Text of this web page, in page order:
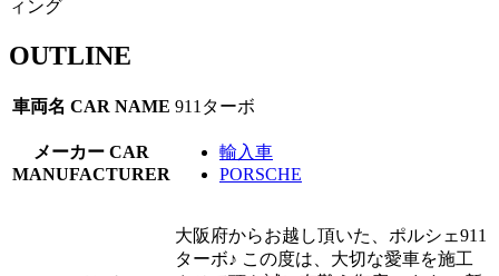
OUTLINE
車両名 CAR NAME 911ターボ
メーカー CAR
MANUFACTURER
輸入車
PORSCHE
大阪府からお越し頂いた、ポルシェ911
ターボ♪ この度は、大切な愛車を施工